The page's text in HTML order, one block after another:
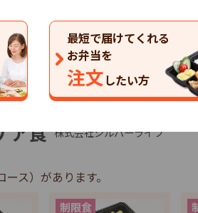
最短で届けてくれる
お弁当を
注文したい方
ア食 株式会社シルバーライフ
ス）があります。